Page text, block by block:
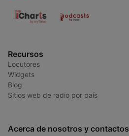
Recursos
Locutores
Widgets
Blog
Sitios web de radio por país
Acerca de nosotros y contactos